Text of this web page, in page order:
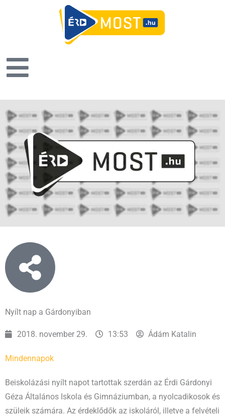
Nyílt nap a Gárdonyiban
2018. november 29. 13:53 Ádám Katalin
Mindennapok
Beiskolázási nyílt napot tartottak szerdán az Érdi Gárdonyi
Géza Általános Iskola és Gimnáziumban, a nyolcadikosok és
szüleik számára. Az érdeklődők az iskoláról, illetve a felvételi